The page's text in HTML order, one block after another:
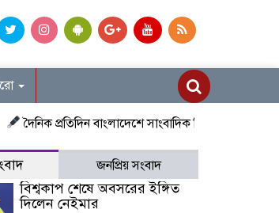
প্রতিদিন বাংলাদেশে সাংবাদিক নিয়োগ চলছে দেশজুড়ে
জনপ্রিয় সংবাদ
বিশ্বকাপ শেষে অবসরের ইঙ্গিত
দিলেন নেইমার